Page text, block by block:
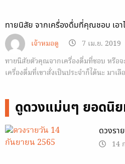
ทายนิสัย จากเครื่องดื่มที่คุณชอบ เอา
เจ้าหมอดู
7 เม.ย. 2019
ทายนิสัยตัวคุณจากเครื่องดื่มที่ชอบ หรือจ
เครื่องดื่มที่เขาสั่งเป็นประจำก็ได้นะ มาเ
ดูดวงแม่นๆ ยอดนิ
ดวงรา
14